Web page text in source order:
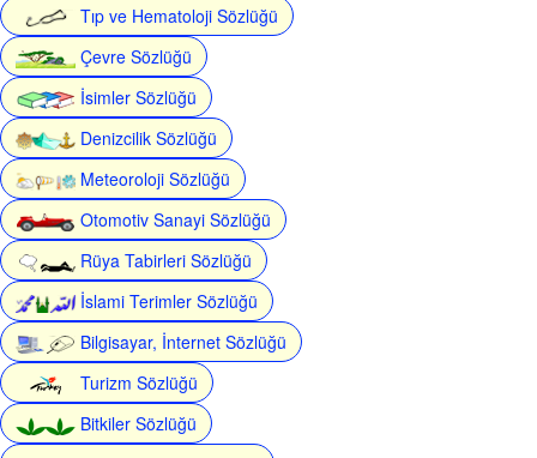
Tıp ve Hematoloji Sözlüğü
Çevre Sözlüğü
İsimler Sözlüğü
Denizcilik Sözlüğü
Meteoroloji Sözlüğü
Otomotiv Sanayi Sözlüğü
Rüya Tabirleri Sözlüğü
İslami Terimler Sözlüğü
Bilgisayar, İnternet Sözlüğü
Turizm Sözlüğü
Bitkiler Sözlüğü